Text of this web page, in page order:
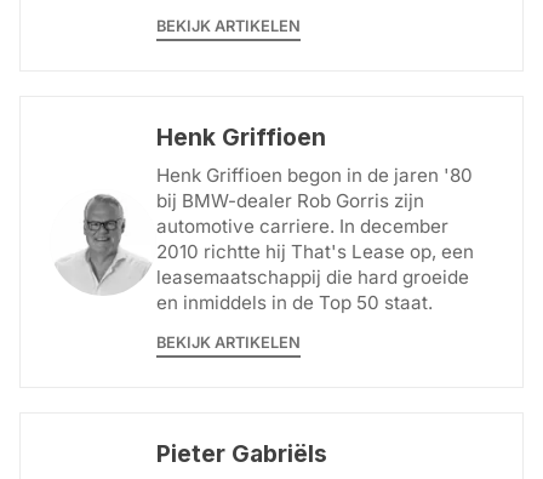
BEKIJK ARTIKELEN
Henk Griffioen
Henk Griffioen begon in de jaren '80
bij BMW-dealer Rob Gorris zijn
automotive carriere. In december
2010 richtte hij That's Lease op, een
leasemaatschappij die hard groeide
en inmiddels in de Top 50 staat.
BEKIJK ARTIKELEN
Pieter Gabriëls